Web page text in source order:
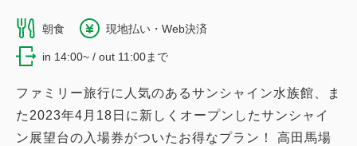
朝食 現地払い・Web決済
in 14:00~ / out 11:00まで
ファミリー旅行に人気のあるサンシャイン水族館、ま
た2023年4月18日に新しくオープンしたサンシャイ
ン展望台の入場券がついたお得なプラン！ 高田馬場